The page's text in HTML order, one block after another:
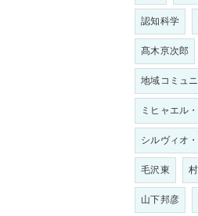
認知科学
髙木亰次郎
地域コミュ
ミヒャエル
シルヴィオ
毛沢東
山下邦彦